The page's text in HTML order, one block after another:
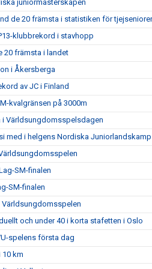
juniormästerskapen
de 20 främsta i statistiken för
klubbrekord i stavhopp
20 främsta i landet
i Åkersberga
av JC i Finland
kvalgränsen på 3000m
i Världsungdomsspelsdagen
med i helgens Nordiska Juniorlandskamp
SM-finalen
SM-finalen
Världsungdomsspelen
och under 40 i korta stafetten i Oslo
spelens första dag
10 km